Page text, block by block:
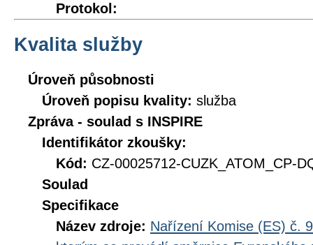
Protokol:
Kvalita služby
Úroveň působnosti
Úroveň popisu kvality: služba
Zpráva - soulad s INSPIRE
Identifikátor zkoušky:
Kód: CZ-00025712-CUZK_ATOM_CP-
Soulad
Specifikace
Název zdroje: Nařízení Komise (ES) č.